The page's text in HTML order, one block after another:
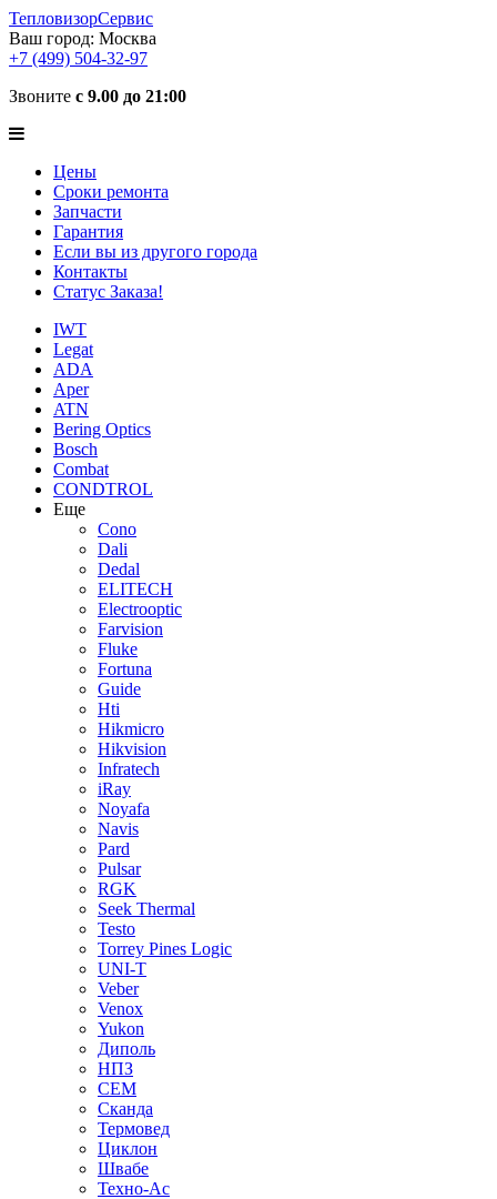
ТепловизорСервис
Ваш город: Москва
+7 (499) 504-32-97
Звоните с 9.00 до 21:00
Цены
Сроки ремонта
Запчасти
Гарантия
Если вы из другого города
Контакты
Статус Заказа!
IWT
Legat
ADA
Aper
ATN
Bering Optics
Bosch
Combat
CONDTROL
Еще
Cono
Dali
Dedal
ELITECH
Electrooptic
Farvision
Fluke
Fortuna
Guide
Hti
Hikmicro
Hikvision
Infratech
iRay
Noyafa
Navis
Pard
Pulsar
RGK
Seek Thermal
Testo
Torrey Pines Logic
UNI-T
Veber
Venox
Yukon
Диполь
НПЗ
СЕМ
Сканда
Термовед
Циклон
Швабе
Техно-Ас